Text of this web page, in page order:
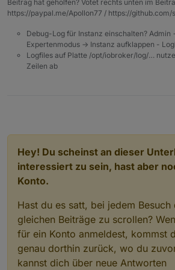
Beitrag hat geholfen? Votet rechts unten im
https://paypal.me/Apollon77 / https://github.com/
Debug-Log für Instanz einschalten? Admin
Expertenmodus -> Instanz aufklappen -
Logfiles auf Platte /opt/iobroker/log/…
Zeilen ab
Hey! Du scheinst an dieser
interessiert zu sein, hast aber
Konto.
Hast du es satt, bei jedem Besuch
gleichen Beiträge zu scrollen?
für ein Konto anmeldest, kommst
genau dorthin zurück, wo du
kannst dich über neue Antworten